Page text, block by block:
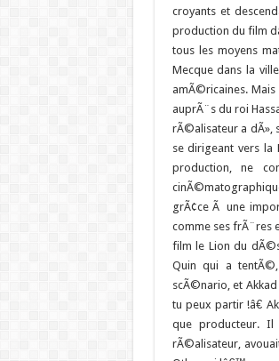
croyants et
production du film
tous les moyens
Mecque dans la
amÃ©ricaines.
auprÃ¨s du roi
rÃ©alisateur a dÃ»,
se dirigeant vers
production, ne
grÃ¢ce Ã une
comme ses frÃ¨res
film le Lion du
Quin qui a
scÃ©nario, et
tu peux partir !â€
que producteur.
rÃ©alisateur,